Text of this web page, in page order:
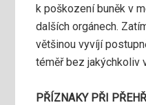
k poškození buněk v
dalších orgánech.
většinou vyvíjí
téměř bez jakýchkoliv
PŘÍZNAKY PŘI